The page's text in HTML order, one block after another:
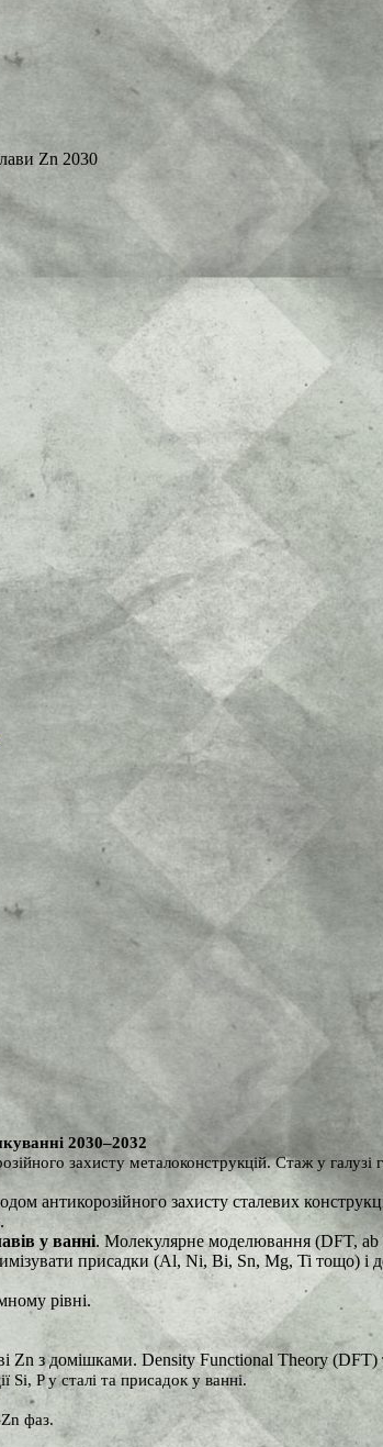
Zn 2030
2030–2032
захисту металоконструкцій. Стаж у
антикорозійного захисту сталевих
у ванні. Молекулярне моделювання (DFT,
присадки (Al, Ni, Bi, Sn, Mg, Ti тощо) і
рівні.
Zn з домішками. Density Functional Theory
Si, P у сталі та присадок у ванні.
фаз.